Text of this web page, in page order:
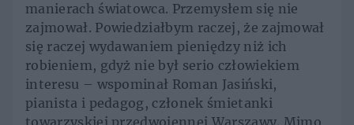
manierach światowca. Przemysłem się nie
zajmował. Powiedziałbym raczej, że zajmował
się raczej wydawaniem pieniędzy niż ich
robieniem, gdyż nie był serio człowiekiem
interesu – wspominał Roman Jasiński,
pianista i pedagog, członek śmietanki